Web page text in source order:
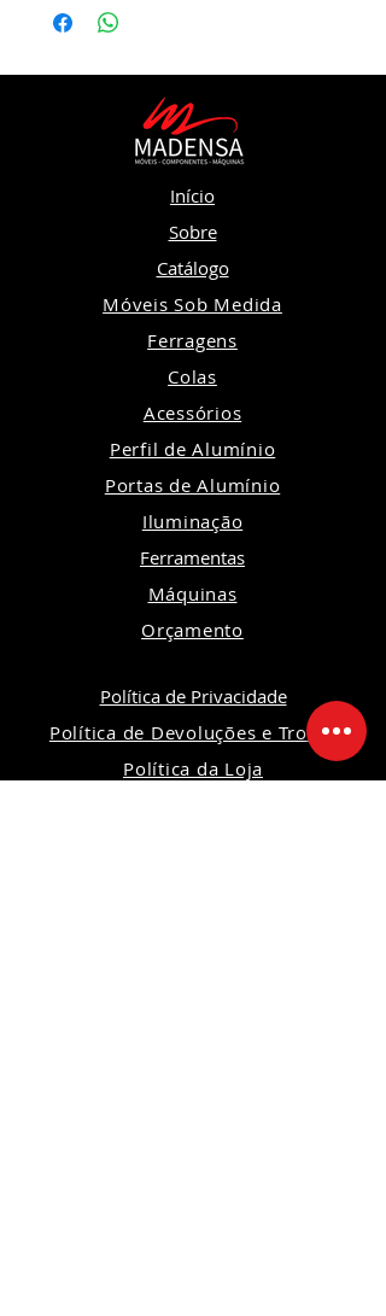
Início
Sobre
Catálogo
Móveis Sob Medida
Ferragens
Colas
Acessórios
Perfil de Alumínio
Portas de Alumínio
Iluminação
Ferramentas
Máquinas
Orçamento
Política de Privacidade
Política de Devoluções e Trocas
Política da Loja